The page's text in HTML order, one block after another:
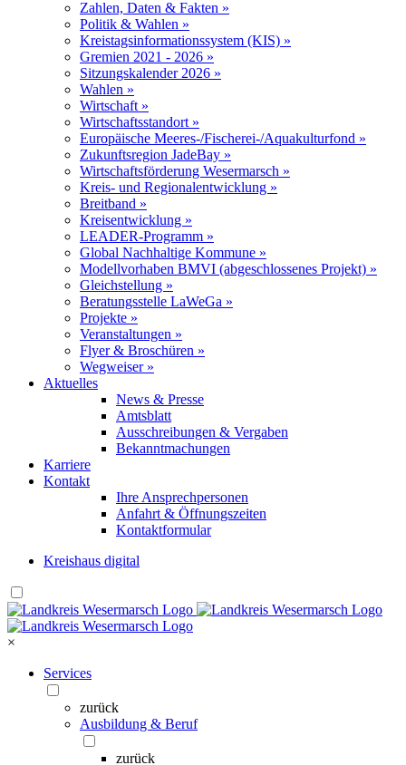
Zahlen, Daten & Fakten »
Politik & Wahlen »
Kreistagsinformationssystem (KIS) »
Gremien 2021 - 2026 »
Sitzungskalender 2026 »
Wahlen »
Wirtschaft »
Wirtschaftsstandort »
Europäische Meeres-/Fischerei-/Aquakulturfond »
Zukunftsregion JadeBay »
Wirtschaftsförderung Wesermarsch »
Kreis- und Regionalentwicklung »
Breitband »
Kreisentwicklung »
LEADER-Programm »
Global Nachhaltige Kommune »
Modellvorhaben BMVI (abgeschlossenes Projekt) »
Gleichstellung »
Beratungsstelle LaWeGa »
Projekte »
Veranstaltungen »
Flyer & Broschüren »
Wegweiser »
Aktuelles
News & Presse
Amtsblatt
Ausschreibungen & Vergaben
Bekanntmachungen
Karriere
Kontakt
Ihre Ansprechpersonen
Anfahrt & Öffnungszeiten
Kontaktformular
Kreishaus digital
×
Services
zurück
Ausbildung & Beruf
zurück